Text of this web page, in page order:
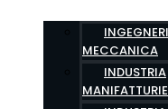
MECCANICA
INDUSTRIA